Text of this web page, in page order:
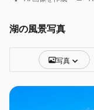
湖の風景写真
写真